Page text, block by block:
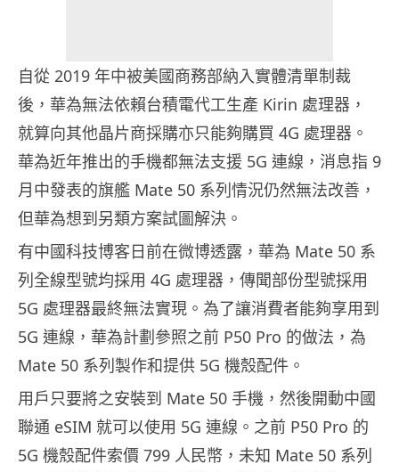
自從 2019 年中被美國商務部納入實體清單制裁
後，華為無法依賴台積電代工生產 Kirin 處理器，
就算向其他晶片商採購亦只能夠購買 4G 處理器。
華為近年推出的手機都無法支援 5G 連線，消息指 9
月中發表的旗艦 Mate 50 系列情況仍然無法改善，
但華為想到另類方案試圖解決。
有中國科技博客日前在微博透露，華為 Mate 50 系
列全線型號均採用 4G 處理器，傳聞部份型號採用
5G 處理器最終無法實現。為了讓消費者能夠享用到
5G 連線，華為計劃參照之前 P50 Pro 的做法，為
Mate 50 系列製作和提供 5G 機殼配件。
用戶只要將之安裝到 Mate 50 手機，然後開動中國
聯通 eSIM 就可以使用 5G 連線。之前 P50 Pro 的
5G 機殼配件索價 799 人民幣，未知 Mate 50 系列